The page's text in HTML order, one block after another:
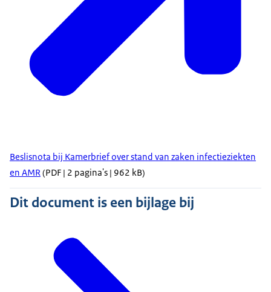
Beslisnota bij Kamerbrief over stand van zaken infectieziekten
en AMR(PDF | 2 pagina's | 962 kB)
Dit document is een bijlage bij